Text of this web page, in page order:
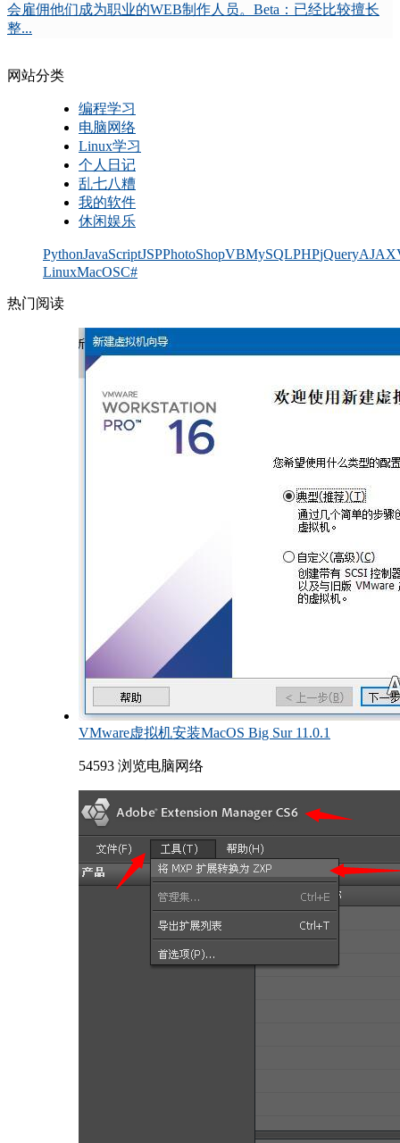
会雇佣他们成为职业的WEB制作人员。Beta：已经比较擅长
整...
网站分类
编程学习
电脑网络
Linux学习
个人日记
乱七八糟
我的软件
休闲娱乐
PythonJavaScriptJSPPhotoShopVBMySQLPHPjQueryAJAX
LinuxMacOSC#
热门阅读
VMware虚拟机安装MacOS Big Sur 11.0.1
54593 浏览电脑网络